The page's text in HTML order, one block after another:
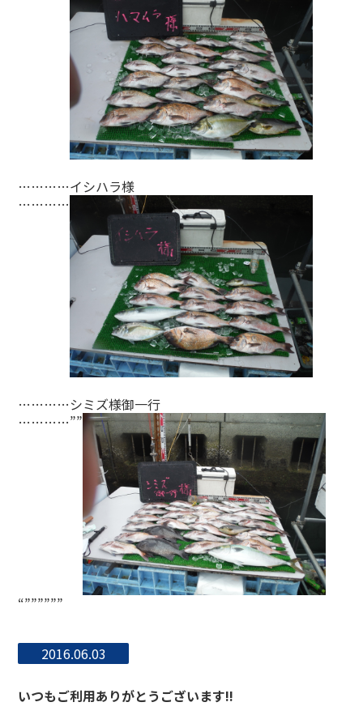
…………イシハラ様
…………
…………シミズ様御一行
…………””
“””””””
2016.06.03
いつもご利用ありがとうございます!!